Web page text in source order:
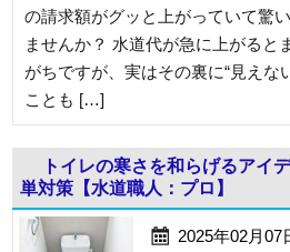
の請求額がグッと上がっていて驚
ませんか？ 水道代が急に上がると
がちですが、実はその裏に“見えな
ことも […]
トイレの寒さを和らげるアイ
単対策【水道職人：プロ】
2025年02月07